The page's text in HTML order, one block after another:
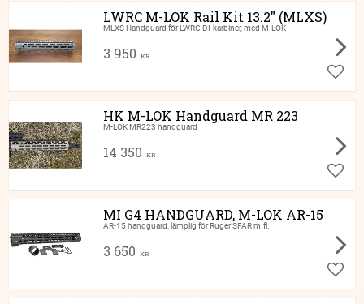
LWRC M-LOK Rail Kit 13.2" (MLXS)
MLXS Handguard för LWRC DI-karbiner, med M-LOK
3 950 KR
Lägg
HK M-LOK Handguard MR 223
M-LOK MR223 handguard
14 350 KR
Lägg
MI G4 HANDGUARD, M-LOK AR-15
AR-15 handguard, lämplig för Ruger SFAR m.fl.
3 650 KR
Lägg